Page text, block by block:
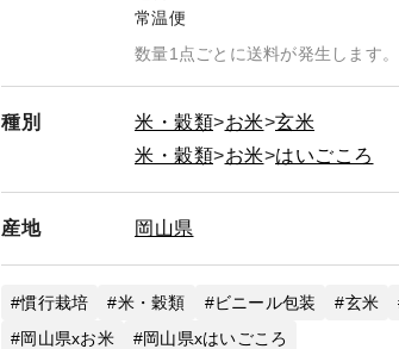
常温便
数量1点ごとに送料が発生します。
種別 米・穀類 お米 玄米
米・穀類
お米 はいごころ
産地 岡山県
慣行栽培 米・穀類 ビニール包装 玄米
岡山県xお米
岡山県xはいごころ